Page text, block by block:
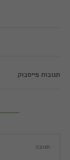
תגובות פייסבוק